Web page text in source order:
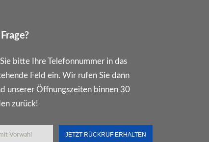
bitte Ihre Telefonnummer in das
Feld ein. Wir rufen Sie dann
unserer Öffnungszeiten binnen 30
zurück!